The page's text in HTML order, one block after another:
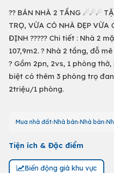
?? BÁN NHÀ 2 TẦNG ☄☄☄
TRỌ, VỪA CÓ NHÀ ĐẸP VỪA
ĐỊNH ????? Chi tiết : Nhà 2
107,9m2. ? Nhà 2 tầng, đỗ
? Gồm 2pn, 2vs, 1 phòng
biệt có thêm 3 phòng trọ
2triệu/1 phòng.
Mua nhà đất Nhà bán Nhà bán
Tiện ích & Đặc điểm
Biến động giá khu vực